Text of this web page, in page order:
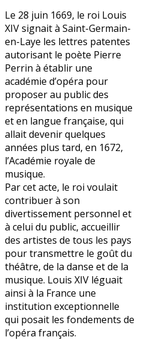
Le 28 juin 1669, le roi Louis
XIV signait à Saint-Germain-
en-Laye les lettres patentes
autorisant le poète Pierre
Perrin à établir une
académie d’opéra pour
proposer au public des
représentations en musique
et en langue française, qui
allait devenir quelques
années plus tard, en 1672,
l’Académie royale de
musique.
Par cet acte, le roi voulait
contribuer à son
divertissement personnel et
à celui du public, accueillir
des artistes de tous les pays
pour transmettre le goût du
théâtre, de la danse et de la
musique. Louis XIV léguait
ainsi à la France une
institution exceptionnelle
qui posait les fondements de
l’opéra français.